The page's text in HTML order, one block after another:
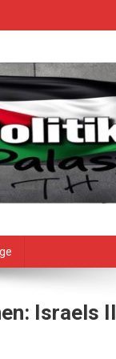
Israels